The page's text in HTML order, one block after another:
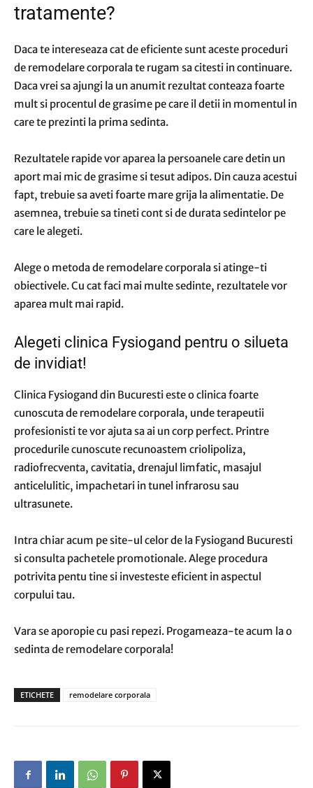
tratamente?
Daca te intereseaza cat de eficiente sunt aceste proceduri
de remodelare corporala te rugam sa citesti in continuare.
Daca vrei sa ajungi la un anumit rezultat conteaza foarte
mult si procentul de grasime pe care il detii in momentul in
care te prezinti la prima sedinta.
Rezultatele rapide vor aparea la persoanele care detin un
aport mai mic de grasime si tesut adipos. Din cauza acestui
fapt, trebuie sa aveti foarte mare grija la alimentatie. De
asemnea, trebuie sa tineti cont si de durata sedintelor pe
care le alegeti.
Alege o metoda de remodelare corporala si atinge-ti
obiectivele. Cu cat faci mai multe sedinte, rezultatele vor
aparea mult mai rapid.
Alegeti clinica Fysiogand pentru o silueta
de invidiat!
Clinica Fysiogand din Bucuresti este o clinica foarte
cunoscuta de remodelare corporala, unde terapeutii
profesionisti te vor ajuta sa ai un corp perfect. Printre
procedurile cunoscute recunoastem criolipoliza,
radiofrecventa, cavitatia, drenajul limfatic, masajul
anticelulitic, impachetari in tunel infrarosu sau
ultrasunete.
Intra chiar acum pe site-ul celor de la Fysiogand Bucuresti
si consulta pachetele promotionale. Alege procedura
potrivita pentu tine si investeste eficient in aspectul
corpului tau.
Vara se aporopie cu pasi repezi. Progameaza-te acum la o
sedinta de remodelare corporala!
ETICHETE remodelare corporala